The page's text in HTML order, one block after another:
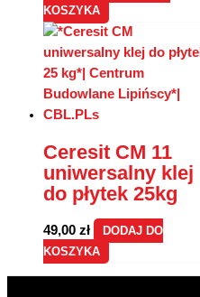
KOSZYKA
Ceresit CM 11
uniwersalny klej
do płytek 25kg
49,00 zł
DODAJ DO
KOSZYKA